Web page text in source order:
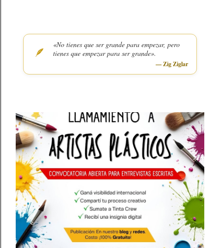
🪶
«No tienes que ser grande para empezar, pero
tienes que empezar para ser grande».
— Zig Ziglar